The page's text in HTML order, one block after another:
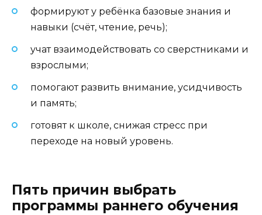
формируют у ребёнка базовые знания и
навыки (счёт, чтение, речь);
учат взаимодействовать со сверстниками и
взрослыми;
помогают развить внимание, усидчивость
и память;
готовят к школе, снижая стресс при
переходе на новый уровень.
Пять причин выбрать
программы раннего обучения